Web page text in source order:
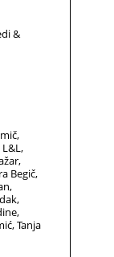
&
Begič
Tanja